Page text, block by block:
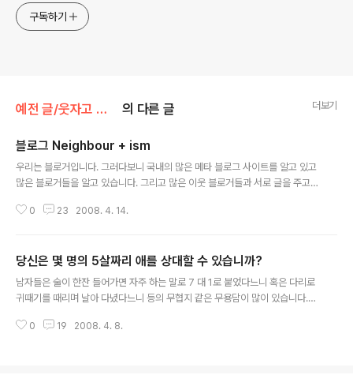
구독하기
예전 글/웃자고 쓴 글 의 다른 글 더보기
블로그 Neighbour + ism
우리는 블로거입니다. 그러다보니 국내의 많은 메타 블로그 사이트를 알고 있고
많은 블로거들을 알고 있습니다. 그리고 많은 이웃 블로거들과 서로 글을 주고
스피어가 무한한 크기를 가지고 있는 네트웍 공간이라고 생각합니다. 올블로그
6,627 개입니다. 다음블로거뉴스에 등록되어 있는 블로그는 63,322개의 블
로그입니다. 가장 많은 올블로그가 16만여개임을 감안하면 메타 블로그 사이트
에 등록하지 않은 블로그의 숫자를 감안하더라도 30만개의 블로그가 넘지 못할
0 23 2008. 4. 14.
당신은 몇 명의 5살짜리 애를 상대할 수 있습니까?
남자들은 술이 한잔 들어가면 자주 하는 말로 7 대 1로 붙었다느니 혹은 다리로
귀때기를 때리며 날아 다녔다느니 등의 무협지 같은 무용담이 많이 있습니다.
서워서...'라고 우스개를 주고 받습니다. 자~ 이제 그런 당신을 위한 자세한 정보
0 19 2008. 4. 8.